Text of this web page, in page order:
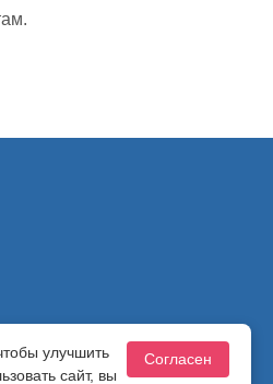
улучшить
сайт, вы
Согласен